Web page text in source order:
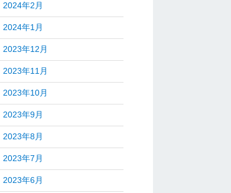
2024年2月
2024年1月
2023年12月
2023年11月
2023年10月
2023年9月
2023年8月
2023年7月
2023年6月